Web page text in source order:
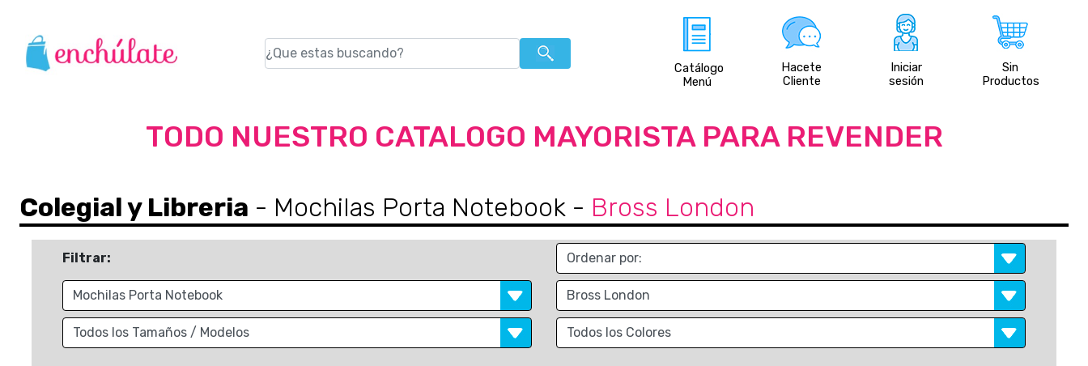
Catálogo
Menú
Hacete
Cliente
Iniciar
sesión
Sin
Productos
TODO NUESTRO CATALOGO MAYORISTA PARA REVENDER
Colegial y Libreria - Mochilas Porta Notebook - Bross London
Filtrar: